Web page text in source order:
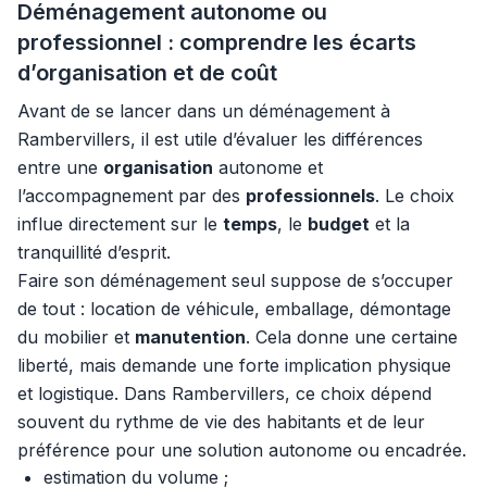
Déménagement autonome ou
professionnel : comprendre les écarts
d’organisation et de coût
Avant de se lancer dans un déménagement à
Rambervillers, il est utile d’évaluer les différences
entre une organisation autonome et
l’accompagnement par des professionnels. Le choix
influe directement sur le temps, le budget et la
tranquillité d’esprit.
Faire son déménagement seul suppose de s’occuper
de tout : location de véhicule, emballage, démontage
du mobilier et manutention. Cela donne une certaine
liberté, mais demande une forte implication physique
et logistique. Dans Rambervillers, ce choix dépend
souvent du rythme de vie des habitants et de leur
préférence pour une solution autonome ou encadrée.
estimation du volume ;